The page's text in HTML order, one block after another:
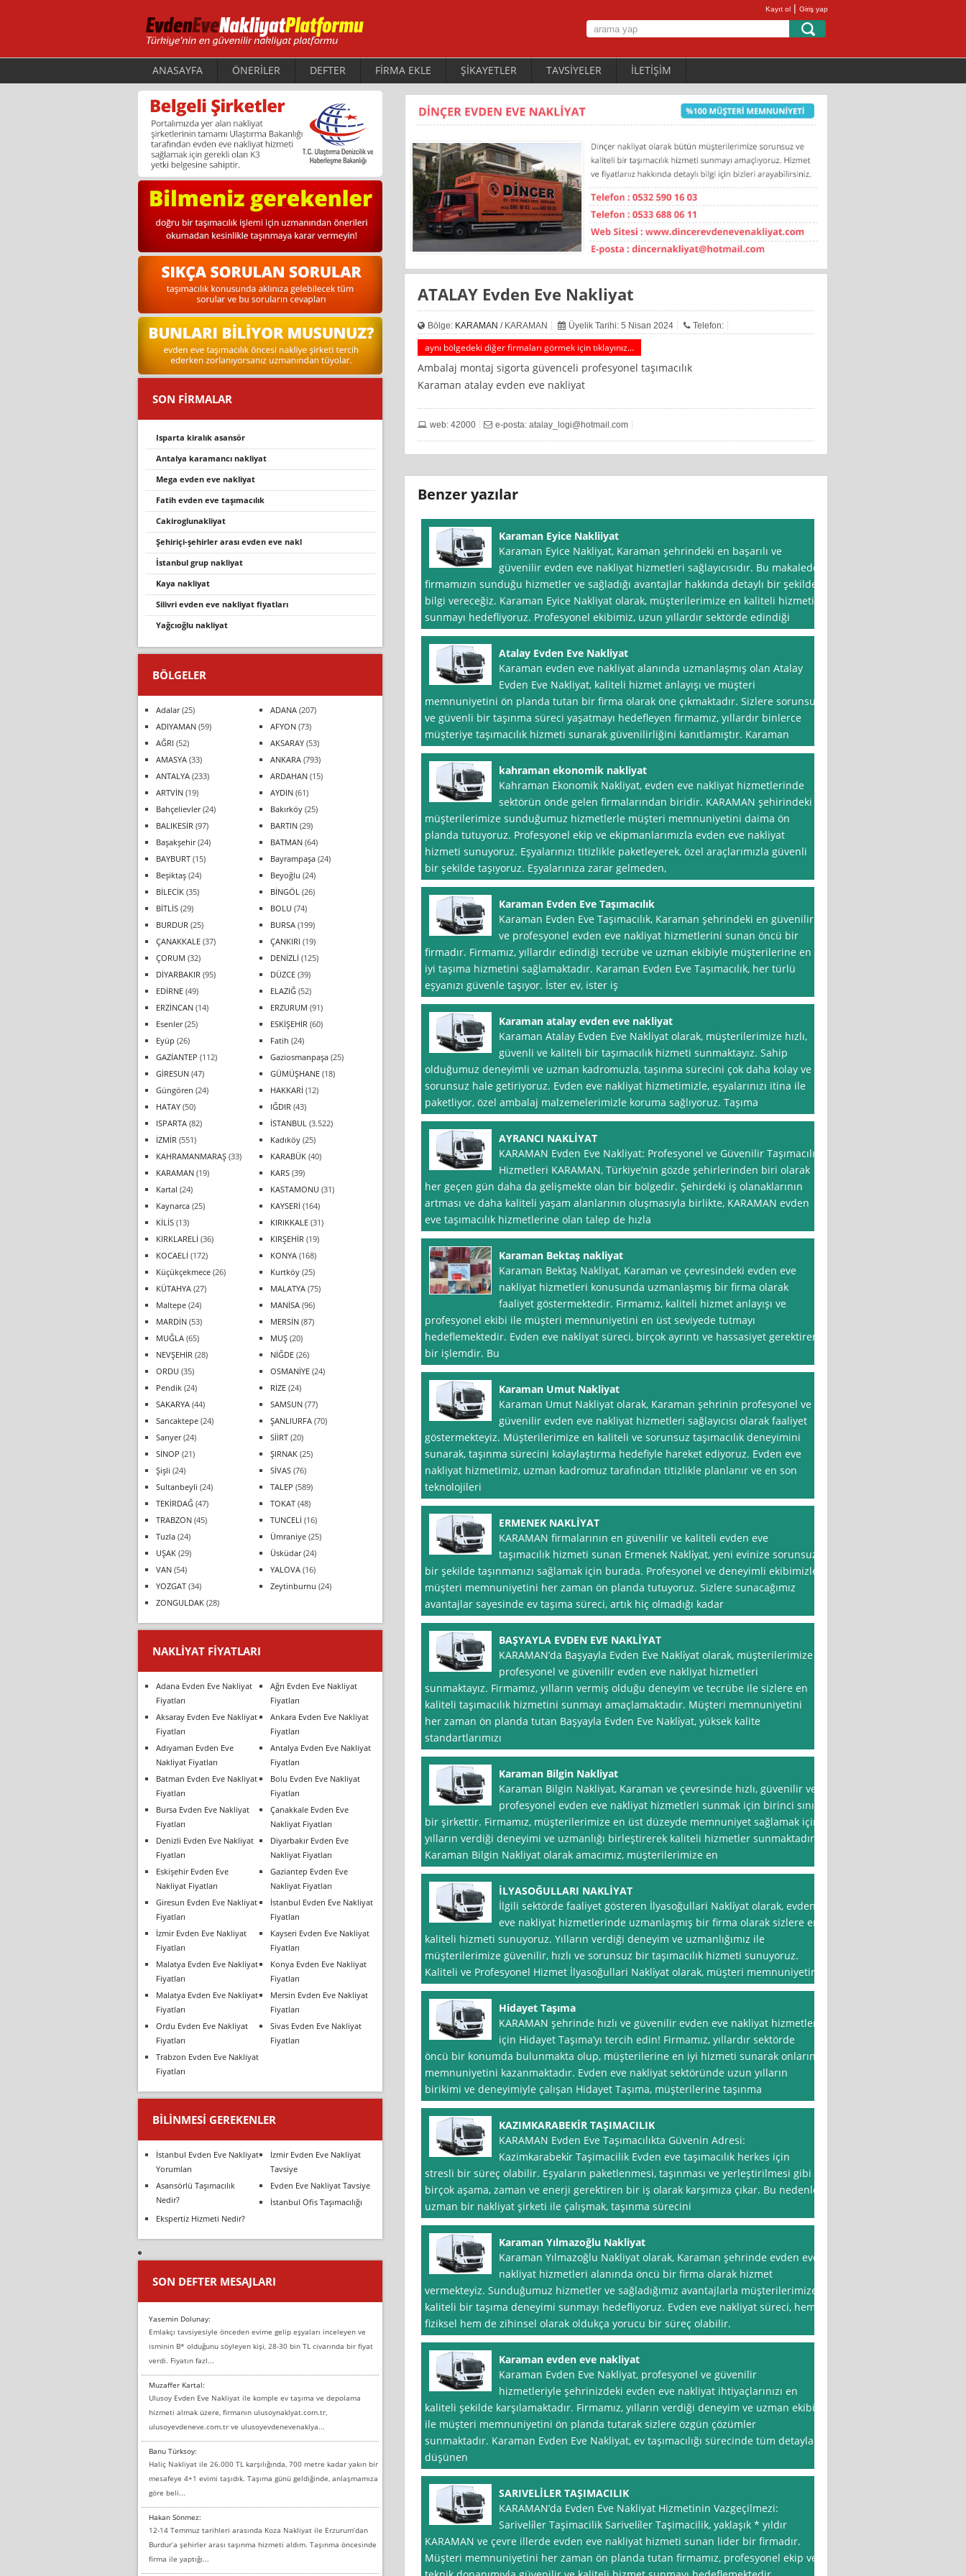
Kayıt ol | Giriş yap
ANASAYFA ÖNERİLER DEFTER FİRMA EKLE ŞİKAYETLER TAVSİYELER İLETİŞİM
ATALAY Evden Eve Nakliyat
Bölge: KARAMAN / KARAMAN Üyelik Tarihi: 5 Nisan 2024 Telefon:
aynı bölgedeki diğer firmaları görmek için tıklayınız...
Ambalaj montaj sigorta güvenceli profesyonel taşımacılık
Karaman atalay evden eve nakliyat
web: 42000 e-posta: atalay_logi@hotmail.com
Benzer yazılar
Karaman Eyice Nakliiyat
Karaman Eyice Nakliyat, Karaman şehrindeki en başarılı ve
güvenilir evden eve nakliyat hizmetleri sağlayıcısıdır. Bu makalede,
firmamızın sunduğu hizmetler ve sağladığı avantajlar hakkında detaylı bir şekilde
bilgi vereceğiz. Karaman Eyice Nakliyat olarak, müşterilerimize en kaliteli hizmeti
sunmayı hedefliyoruz. Profesyonel ekibimiz, uzun yıllardır sektörde edindiği
Atalay Evden Eve Nakliyat
Karaman evden eve nakliyat alanında uzmanlaşmış olan Atalay
Evden Eve Nakliyat, kaliteli hizmet anlayışı ve müşteri
memnuniyetini ön planda tutan bir firma olarak öne çıkmaktadır. Sizlere sorunsuz
ve güvenli bir taşınma süreci yaşatmayı hedefleyen firmamız, yıllardır binlerce
müşteriye taşımacılık hizmeti sunarak güvenilirliğini kanıtlamıştır. Karaman
kahraman ekonomik nakliyat
Kahraman Ekonomik Nakliyat, evden eve nakliyat hizmetlerinde
sektörün önde gelen firmalarından biridir. KARAMAN şehirindeki
müşterilerimize sunduğumuz hizmetlerle müşteri memnuniyetini daima ön
planda tutuyoruz. Profesyonel ekip ve ekipmanlarımızla evden eve nakliyat
hizmeti sunuyoruz. Eşyalarınızı titizlikle paketleyerek, özel araçlarımızla güvenli
bir şekilde taşıyoruz. Eşyalarınıza zarar gelmeden,
Karaman Evden Eve Taşımacılık
Karaman Evden Eve Taşımacılık, Karaman şehrindeki en güvenilir
ve profesyonel evden eve nakliyat hizmetlerini sunan öncü bir
firmadır. Firmamız, yıllardır edindiği tecrübe ve uzman ekibiyle müşterilerine en
iyi taşıma hizmetini sağlamaktadır. Karaman Evden Eve Taşımacılık, her türlü
eşyanızı güvenle taşıyor. İster ev, ister iş
Karaman atalay evden eve nakliyat
Karaman Atalay Evden Eve Nakliyat olarak, müşterilerimize hızlı,
güvenli ve kaliteli bir taşımacılık hizmeti sunmaktayız. Sahip
olduğumuz deneyimli ve uzman kadromuzla, taşınma sürecini çok daha kolay ve
sorunsuz hale getiriyoruz. Evden eve nakliyat hizmetimizle, eşyalarınızı itina ile
paketliyor, özel ambalaj malzemelerimizle koruma sağlıyoruz. Taşıma
AYRANCI NAKLİYAT
KARAMAN Evden Eve Nakliyat: Profesyonel ve Güvenilir Taşımacılık
Hizmetleri KARAMAN, Türkiye’nin gözde şehirlerinden biri olarak
her geçen gün daha da gelişmekte olan bir bölgedir. Şehirdeki iş olanaklarının
artması ve daha kaliteli yaşam alanlarının oluşmasıyla birlikte, KARAMAN evden
eve taşımacılık hizmetlerine olan talep de hızla
Karaman Bektaş nakliyat
Karaman Bektaş Nakliyat, Karaman ve çevresindeki evden eve
nakliyat hizmetleri konusunda uzmanlaşmış bir firma olarak
faaliyet göstermektedir. Firmamız, kaliteli hizmet anlayışı ve
profesyonel ekibi ile müşteri memnuniyetini en üst seviyede tutmayı
hedeflemektedir. Evden eve nakliyat süreci, birçok ayrıntı ve hassasiyet gerektiren
bir işlemdir. Bu
Karaman Umut Nakliyat
Karaman Umut Nakliyat olarak, Karaman şehrinin profesyonel ve
güvenilir evden eve nakliyat hizmetleri sağlayıcısı olarak faaliyet
göstermekteyiz. Müşterilerimize en kaliteli ve sorunsuz taşımacılık deneyimini
sunarak, taşınma sürecini kolaylaştırma hedefiyle hareket ediyoruz. Evden eve
nakliyat hizmetimiz, uzman kadromuz tarafından titizlikle planlanır ve en son
teknolojileri
ERMENEK NAKLİYAT
KARAMAN firmalarının en güvenilir ve kaliteli evden eve
taşımacılık hizmeti sunan Ermenek Nakli̇yat, yeni evinize sorunsuz
bir şekilde taşınmanızı sağlamak için burada. Profesyonel ve deneyimli ekibimizle
müşteri memnuniyetini her zaman ön planda tutuyoruz. Sizlere sunacağımız
avantajlar sayesinde ev taşıma süreci, artık hiç olmadığı kadar
BAŞYAYLA EVDEN EVE NAKLİYAT
KARAMAN’da Başyayla Evden Eve Nakli̇yat olarak, müşterilerimize
profesyonel ve güvenilir evden eve nakliyat hizmetleri
sunmaktayız. Firmamız, yılların vermiş olduğu deneyim ve tecrübe ile sizlere en
kaliteli taşımacılık hizmetini sunmayı amaçlamaktadır. Müşteri memnuniyetini
her zaman ön planda tutan Başyayla Evden Eve Nakli̇yat, yüksek kalite
standartlarımızı
Karaman Bilgin Nakliyat
Karaman Bilgin Nakliyat, Karaman ve çevresinde hızlı, güvenilir ve
profesyonel evden eve nakliyat hizmetleri sunmak için birinci sınıf
bir şirkettir. Firmamız, müşterilerimize en üst düzeyde memnuniyet sağlamak için
yılların verdiği deneyimi ve uzmanlığı birleştirerek kaliteli hizmetler sunmaktadır.
Karaman Bilgin Nakliyat olarak amacımız, müşterilerimize en
İLYASOĞULLARI NAKLİYAT
İlgili sektörde faaliyet gösteren İlyasoğullari Nakli̇yat olarak, evden
eve nakliyat hizmetlerinde uzmanlaşmış bir firma olarak sizlere en
kaliteli hizmeti sunuyoruz. Yılların verdiği deneyim ve uzmanlığımız ile
müşterilerimize güvenilir, hızlı ve sorunsuz bir taşımacılık hizmeti sunuyoruz.
Kaliteli ve Profesyonel Hizmet İlyasoğullari Nakli̇yat olarak, müşteri memnuniyetini
Hidayet Taşıma
KARAMAN şehrinde hızlı ve güvenilir evden eve nakliyat hizmetleri
için Hidayet Taşıma’yı tercih edin! Firmamız, yıllardır sektörde
öncü bir konumda bulunmakta olup, müşterilerine en iyi hizmeti sunarak onların
memnuniyetini kazanmaktadır. Evden eve nakliyat sektöründe uzun yılların
birikimi ve deneyimiyle çalışan Hidayet Taşıma, müşterilerine taşınma
KAZIMKARABEKİR TAŞIMACILIK
KARAMAN Evden Eve Taşımacılıkta Güvenin Adresi:
Kazimkarabeki̇r Taşimacilik Evden eve taşımacılık herkes için
stresli bir süreç olabilir. Eşyaların paketlenmesi, taşınması ve yerleştirilmesi gibi
birçok aşama, zaman ve enerji gerektiren bir iş olarak karşımıza çıkar. Bu nedenle
uzman bir nakliyat şirketi ile çalışmak, taşınma sürecini
Karaman Yılmazoğlu Nakliyat
Karaman Yılmazoğlu Nakliyat olarak, Karaman şehrinde evden eve
nakliyat hizmetleri alanında öncü bir firma olarak hizmet
vermekteyiz. Sunduğumuz hizmetler ve sağladığımız avantajlarla müşterilerimize
kaliteli bir taşıma deneyimi sunmayı hedefliyoruz. Evden eve nakliyat süreci, hem
fiziksel hem de zihinsel olarak oldukça yorucu bir süreç olabilir.
Karaman evden eve nakliyat
Karaman Evden Eve Nakliyat, profesyonel ve güvenilir
hizmetleriyle şehrinizdeki evden eve nakliyat ihtiyaçlarınızı en
kaliteli şekilde karşılamaktadır. Firmamız, yılların verdiği deneyim ve uzman ekibi
ile müşteri memnuniyetini ön planda tutarak sizlere özgün çözümler
sunmaktadır. Karaman Evden Eve Nakliyat, ev taşımacılığı sürecinde tüm detayları
düşünen
SARIVELİLER TAŞIMACILIK
KARAMAN’da Evden Eve Nakliyat Hizmetinin Vazgeçilmezi:
Sariveli̇ler Taşimacilik Sariveli̇ler Taşimacilik, yaklaşık * yıldır
KARAMAN ve çevre illerde evden eve nakliyat hizmeti sunan lider bir firmadır.
Müşteri memnuniyetini her zaman ön planda tutan firmamız, profesyonel ekip ve
SON FİRMALAR
isparta kiralık asansör
antalya karamancı nakliyat
mega evden eve nakliyat
fatih evden eve taşımacılık
caki̇roglunakli̇yat
şehi̇ri̇çi̇-şehi̇rler arasi evden eve nakl
i̇stanbul grup nakliyat
kaya nakliyat
silivri evden eve nakliyat fiyatları
yağcıoğlu nakliyat
BÖLGELER
Adalar(25) ADANA (207)
ADIYAMAN (59) AFYON (73)
AĞRI (52) AKSARAY (53)
AMASYA (33) ANKARA (793)
ANTALYA (233) ARDAHAN (15)
ARTVİN (19) AYDIN (61)
Bahçelievler(24) Bakırköy (25)
BALIKESİR (97) BARTIN (29)
Başakşehir(24) BATMAN (64)
BAYBURT (15) Bayrampaşa (24)
Beşiktaş (24) Beyoğlu (24)
BİLECİK (35) BİNGÖL (26)
BİTLİS (29) BOLU (74)
BURDUR (25) BURSA (199)
ÇANAKKALE (37) ÇANKIRI (19)
ÇORUM (32) DENİZLİ (125)
DİYARBAKIR (95) DÜZCE (39)
EDİRNE (49) ELAZIĞ (52)
ERZİNCAN (14) ERZURUM (91)
Esenler(25) ESKİŞEHİR (60)
Eyüp (26) Fatih (24)
GAZİANTEP (112) Gaziosmanpaşa (25)
GİRESUN (47) GÜMÜŞHANE (18)
Güngören (24) HAKKARİ (12)
HATAY (50) IĞDIR (43)
ISPARTA (82) İSTANBUL (3.522)
İZMİR (551) Kadıköy (25)
KAHRAMANMARAŞ (33) KARABÜK (40)
KARAMAN (19) KARS (39)
Kartal (24) KASTAMONU (31)
Kaynarca (25) KAYSERİ (164)
KİLİS (13) KIRIKKALE (31)
KIRKLARELİ (36) KIRŞEHİR (19)
KOCAELİ (172) KONYA (168)
Küçükçekmece (26) Kurtköy (25)
KÜTAHYA (27) MALATYA (75)
Maltepe (24) MANİSA (96)
MARDİN (53) MERSİN (87)
MUĞLA (65) MUŞ (20)
NEVŞEHİR (28) NİĞDE (26)
ORDU (35) OSMANİYE (24)
Pendik (24) RİZE (24)
SAKARYA (44) SAMSUN (77)
Sancaktepe (24) ŞANLIURFA (70)
Sarıyer(24) SİİRT (20)
SİNOP (21) ŞIRNAK (25)
Şişli (24) SİVAS (76)
Sultanbeyli (24) TALEP (589)
TEKİRDAĞ (47) TOKAT (48)
TRABZON (45) TUNCELİ (16)
Tuzla (24) Ümraniye (25)
UŞAK (29) Üsküdar(24)
VAN (54) YALOVA (16)
YOZGAT (34) Zeytinburnu (24)
ZONGULDAK (28)
NAKLIYAT FIYATLARI
Adana Evden Eve Nakliyat
Fiyatları
Ağrı Evden Eve Nakliyat
Fiyatları
Aksaray Evden Eve Nakliyat
Fiyatları
Ankara Evden Eve Nakliyat
Fiyatları
Adıyaman Evden Eve
Nakliyat Fiyatları
Antalya Evden Eve Nakliyat
Fiyatları
Batman Evden Eve Nakliyat
Fiyatları
Bolu Evden Eve Nakliyat
Fiyatları
Bursa Evden Eve Nakliyat
Fiyatları
Çanakkale Evden Eve
Nakliyat Fiyatları
Denizli Evden Eve Nakliyat
Fiyatları
Diyarbakır Evden Eve
Nakliyat Fiyatları
Eskişehir Evden Eve
Nakliyat Fiyatları
Gaziantep Evden Eve
Nakliyat Fiyatları
Giresun Evden Eve Nakliyat
Fiyatları
İstanbul Evden Eve Nakliyat
Fiyatları
İzmir Evden Eve Nakliyat
Fiyatları
Kayseri Evden Eve Nakliyat
Fiyatları
Malatya Evden Eve Nakliyat
Fiyatları
Konya Evden Eve Nakliyat
Fiyatları
Malatya Evden Eve Nakliyat
Fiyatları
Mersin Evden Eve Nakliyat
Fiyatları
Ordu Evden Eve Nakliyat
Fiyatları
Sivas Evden Eve Nakliyat
Fiyatları
Trabzon Evden Eve Nakliyat
Fiyatları
BILINMESI GEREKENLER
İstanbul Evden Eve Nakliyat
Yorumları
İzmir Evden Eve Nakliyat
Tavsiye
Asansörlü Taşımacılık
Nedir?
Evden Eve Nakliyat Tavsiye
İstanbul Ofis Taşımacılığı
Ekspertiz Hizmeti Nedir?
SON DEFTER MESAJLARI
Yasemin Dolunay:
Emlakçı tavsiyesiyle önceden evime gelip eşyaları inceleyen ve
isminin B* olduğunu söyleyen kişi, 28-30 bin TL civarında bir fiyat
verdi. Fiyatın fazl...
Muzaffer Kartal:
Ulusoy Evden Eve Nakliyat ile komple ev taşıma ve depolama
hizmeti almak üzere, firmanın ulusoynaklyat.com.tr,
ulusoyevdeneve.com.tr ve ulusoyevdenevenaklya...
Banu Türksoy:
Haliç Nakliyat ile 26.000 TL karşılığında, 700 metre kadar yakın bir
mesafeye 4+1 evimi taşıdık. Taşıma günü geldiğinde, anlaşmamıza
göre beli...
Hakan Sönmez:
12-14 Temmuz tarihleri arasında Koza Nakliyat ile Erzurum’dan
Burdur’a şehirler arası taşınma hizmeti aldım. Taşınma öncesinde
firma ile yaptığı...